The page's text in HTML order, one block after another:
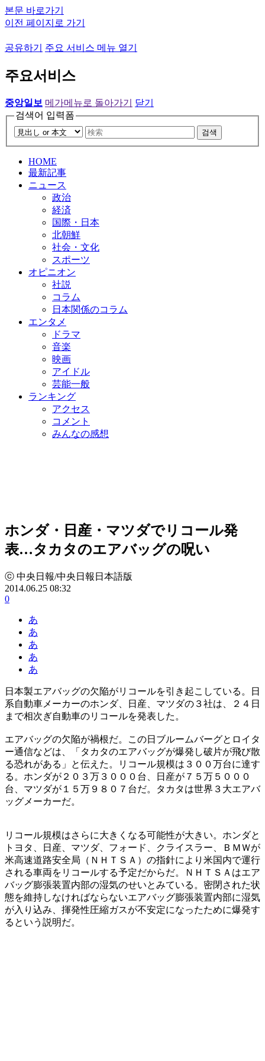
본문 바로가기
이전 페이지로 가기
공유하기 주요 서비스 메뉴 열기
주요서비스
중앙일보 메가메뉴로 돌아가기
닫기
검색어 입력폼
검색
HOME
最新記事
ニュース
政治
経済
国際・日本
北朝鮮
社会・文化
スポーツ
オピニオン
社説
コラム
日本関係のコラム
エンタメ
ドラマ
音楽
映画
アイドル
芸能一般
ランキング
アクセス
コメント
みんなの感想
ホンダ・日産・マツダでリコール発
表…タカタのエアバッグの呪い
ⓒ 中央日報/中央日報日本語版
2014.06.25 08:32
0
あ
あ
あ
あ
あ
日本製エアバッグの欠陥がリコールを引き起こしている。日
系自動車メーカーのホンダ、日産、マツダの３社は、２４日
まで相次ぎ自動車のリコールを発表した。
エアバッグの欠陥が禍根だ。この日ブルームバーグとロイタ
ー通信などは、「タカタのエアバッグが爆発し破片が飛び散
る恐れがある」と伝えた。リコール規模は３００万台に達す
る。ホンダが２０３万３０００台、日産が７５万５０００
台、マツダが１５万９８０７台だ。タカタは世界３大エアバ
ッグメーカーだ。
リコール規模はさらに大きくなる可能性が大きい。ホンダと
トヨタ、日産、マツダ、フォード、クライスラー、ＢＭＷが
米高速道路安全局（ＮＨＴＳＡ）の指針により米国内で運行
される車両をリコールする予定だからだ。ＮＨＴＳＡはエア
バッグ膨張装置内部の湿気のせいとみている。密閉された状
態を維持しなければならないエアバッグ膨張装置内部に湿気
が入り込み、揮発性圧縮ガスが不安定になったために爆発す
るという説明だ。